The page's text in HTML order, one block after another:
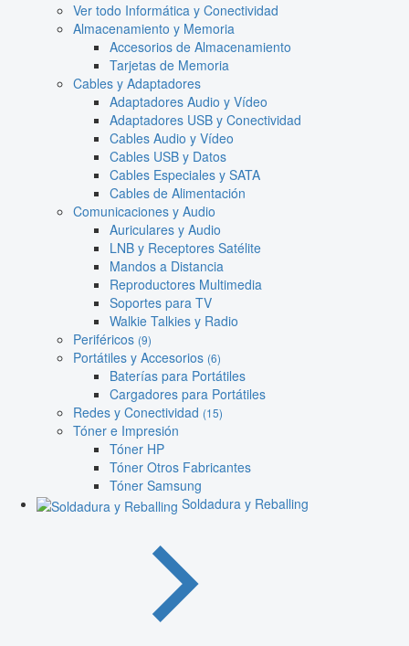
Ver todo Informática y Conectividad
Almacenamiento y Memoria
Accesorios de Almacenamiento
Tarjetas de Memoria
Cables y Adaptadores
Adaptadores Audio y Vídeo
Adaptadores USB y Conectividad
Cables Audio y Vídeo
Cables USB y Datos
Cables Especiales y SATA
Cables de Alimentación
Comunicaciones y Audio
Auriculares y Audio
LNB y Receptores Satélite
Mandos a Distancia
Reproductores Multimedia
Soportes para TV
Walkie Talkies y Radio
Periféricos (9)
Portátiles y Accesorios (6)
Baterías para Portátiles
Cargadores para Portátiles
Redes y Conectividad (15)
Tóner e Impresión
Tóner HP
Tóner Otros Fabricantes
Tóner Samsung
Soldadura y Reballing